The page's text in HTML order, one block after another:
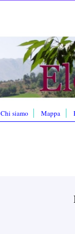
Chi siamo Mappa